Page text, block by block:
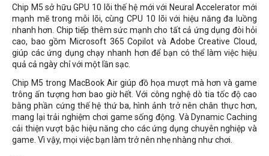
Chip M5 sở hữu GPU 10 lõi thế hệ mới với Neural Accelerator mới
mạnh mẽ trong mỗi lõi, cùng CPU 10 lõi với hiệu năng đa luồng
nhanh hơn. Chip tiếp thêm sức mạnh cho tất cả ứng dụng đòi hỏi
cao, bao gồm Microsoft 365 Copilot và Adobe Creative Cloud,
giúp các ứng dụng chạy nhanh hơn để bạn có thể làm việc hiệu
quả cả ngày chỉ với một lần sạc.
Chip M5 trong MacBook Air giúp đồ họa mượt mà hơn và game
trông ấn tượng hơn bao giờ hết. Với công nghệ dò tia tốc độ cao
bằng phần cứng thế hệ thứ ba, hình ảnh trở nên chân thực hơn,
mang lại trải nghiệm chơi game sống động. Và Dynamic Caching
cải thiện vượt bậc hiệu năng cho các ứng dụng chuyên nghiệp và
game. Vì vậy, mọi việc bạn làm trở nên nhẹ nhàng như chơi.